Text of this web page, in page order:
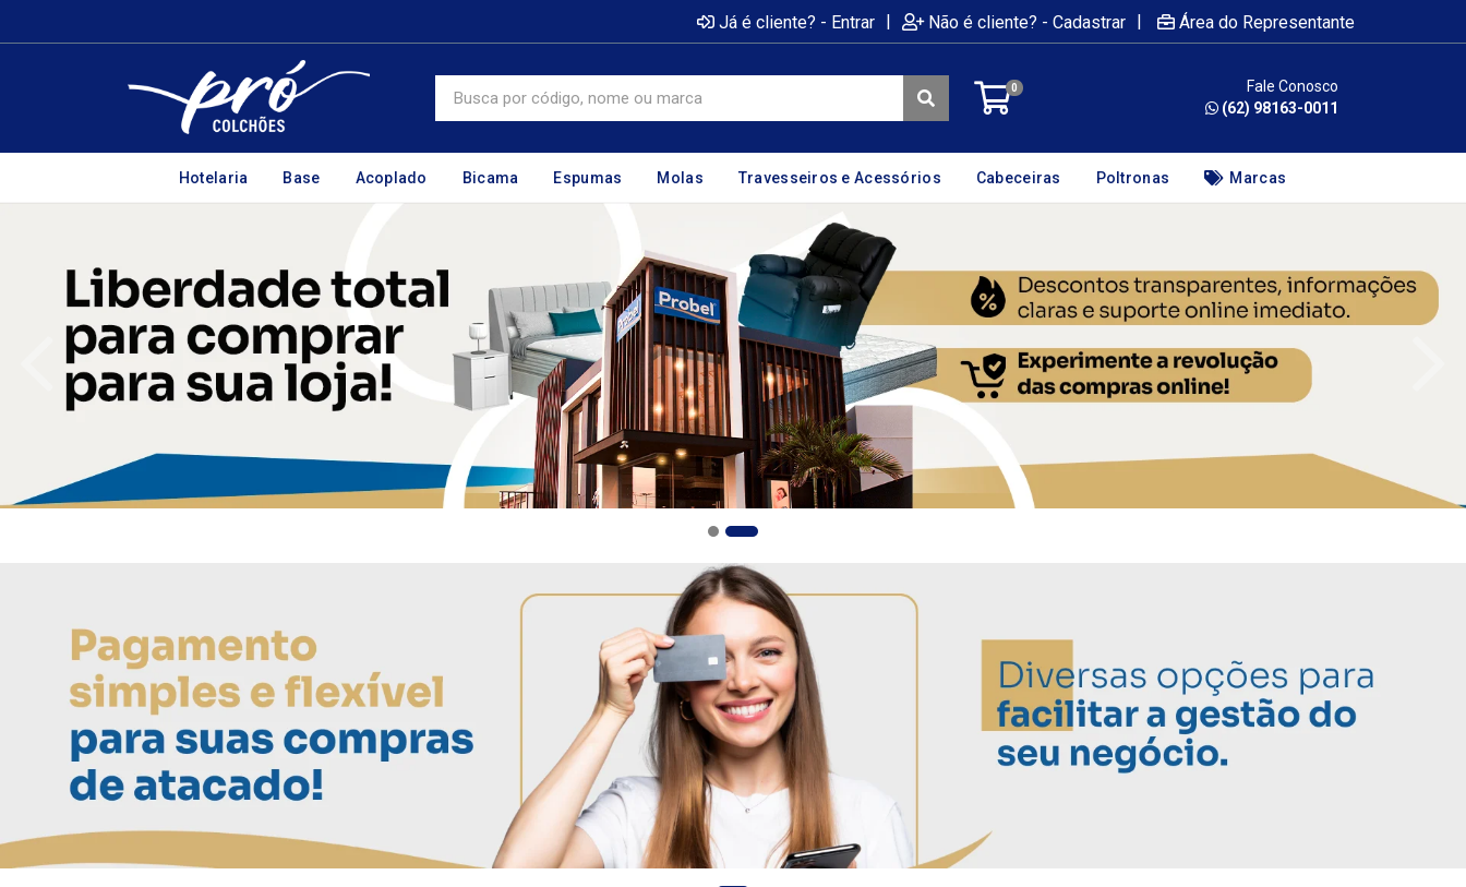
Já é cliente? - Entrar | Não é cliente? - Cadastrar | Área do Representante
0
Fale Conosco
(62) 98163-0011
Hotelaria Base Acoplado Bicama Espumas Molas Travesseiros e Acessórios Cabeceiras Poltronas Marcas